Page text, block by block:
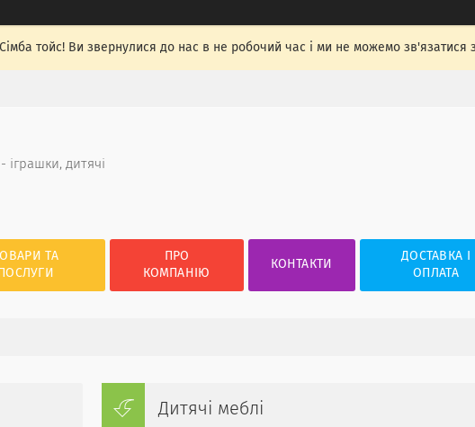
Сімба тойс! Ви звернулися до нас в не робочий час і ми не можемо
іграшки, дитячі
ТОВАРИ ТА
ПОСЛУГИ
ПРО
КОМПАНІЮ
КОНТАКТИ
ДОСТАВКА І
ОПЛАТА
Дитячі меблі